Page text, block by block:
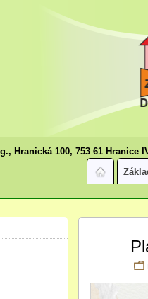
Hranická 100, 753 61 Hranice